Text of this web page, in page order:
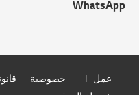
WhatsApp
عمل خصوصية